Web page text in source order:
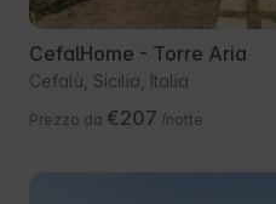
CefalHome - Torre Aria
Cefalù, Sicilia, Italia
Prezzo da €207 /notte